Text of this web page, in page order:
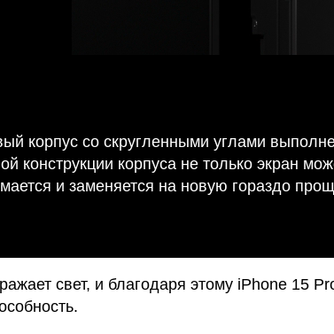
корпус со скругленными углами
конструкции корпуса не только экран
и заменяется на новую гораздо
свет, и благодаря этому iPhone 15